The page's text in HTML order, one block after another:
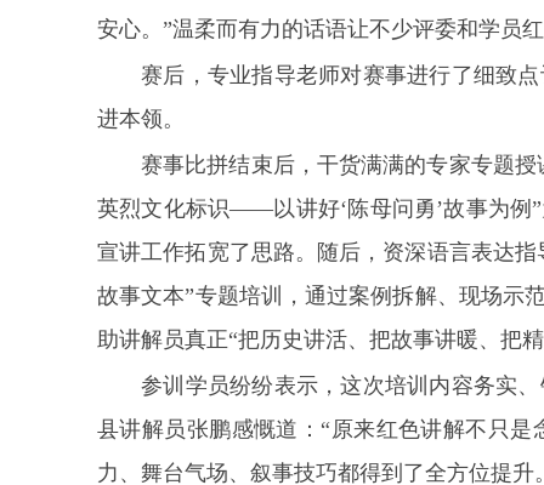
安心。”温柔而有力的话语让不少评委和学员
赛后，专业指导老师对赛事进行了细致
进本领。
赛事比拼结束后，干货满满的专家专题
英烈文化标识——以讲好‘陈母问勇’故事为例
宣讲工作拓宽了思路。随后，资深语言表达
故事文本”专题培训，通过案例拆解、现场示
助讲解员真正“把历史讲活、把故事讲暖、把
参训学员纷纷表示，这次培训内容务实
县讲解员张鹏感慨道：“原来红色讲解不只
力、舞台气场、叙事技巧都得到了全方位提升